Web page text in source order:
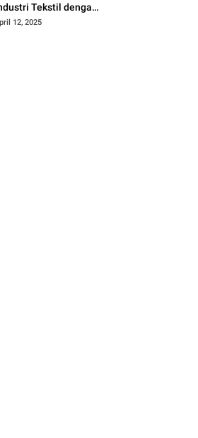
Tekstil dengan
Kain Greige
12, 2025